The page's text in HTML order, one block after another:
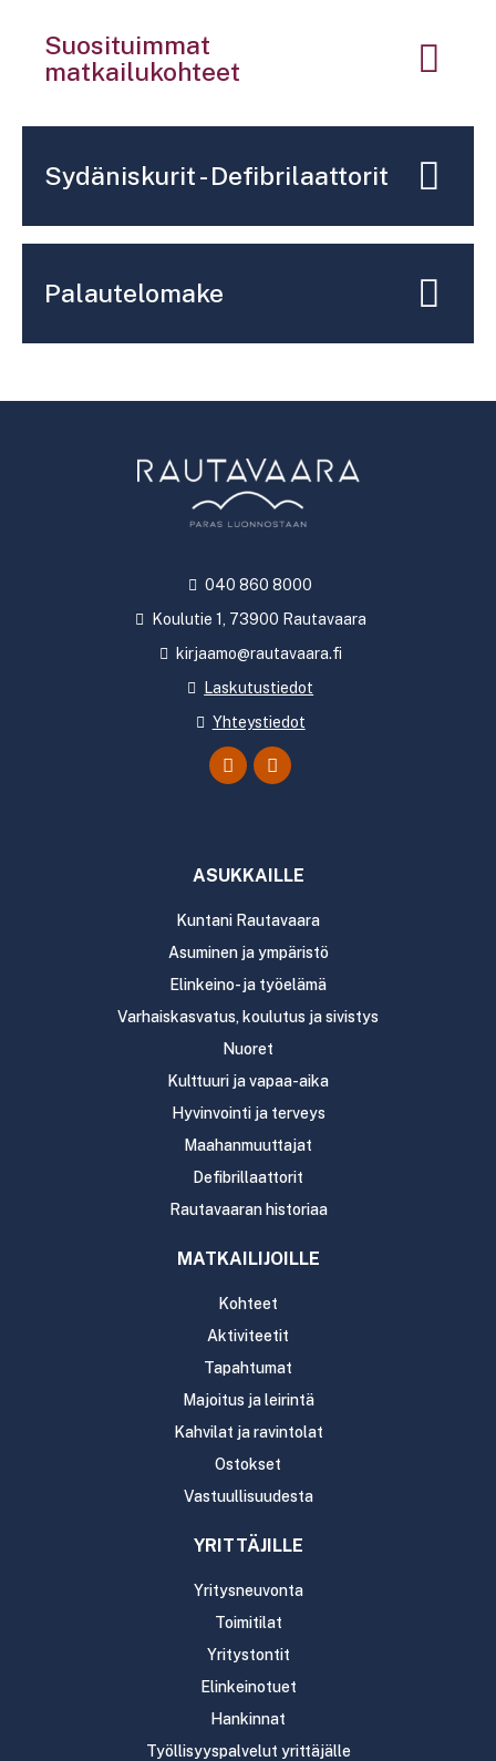
Suosituimmat
matkailukohteet
Sydäniskurit - Defibrilaattorit
Palautelomake
040 860 8000
Koulutie 1, 73900 Rautavaara
kirjaamo@rautavaara.fi
Laskutustiedot
Yhteystiedot
ASUKKAILLE
Kuntani Rautavaara
Asuminen ja ympäristö
Elinkeino- ja työelämä
Varhaiskasvatus, koulutus ja sivistys
Nuoret
Kulttuuri ja vapaa-aika
Hyvinvointi ja terveys
Maahanmuuttajat
Defibrillaattorit
Rautavaaran historiaa
MATKAILIJOILLE
Kohteet
Aktiviteetit
Tapahtumat
Majoitus ja leirintä
Kahvilat ja ravintolat
Ostokset
Vastuullisuudesta
YRITTÄJILLE
Yritysneuvonta
Toimitilat
Yritystontit
Elinkeinotuet
Hankinnat
Työllisyyspalvelut yrittäjälle